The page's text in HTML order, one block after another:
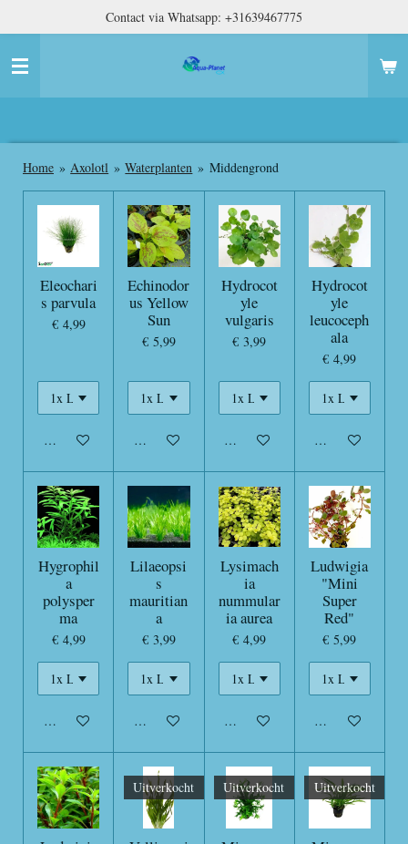
naar
hoofdinhoud
Contact via Whatsapp: +31639467775
Home » Axolotl » Waterplanten » Middengrond
Eleochari
s parvula
€ 4,99
In winkelwagen
Echinodor
us Yellow
Sun
€ 5,99
In winkelwagen
Hydrocot
yle
vulgaris
€ 3,99
In winkelwagen
Hydrocot
yle
leucoceph
ala
€ 4,99
In winkelwagen
Hygrophil
a
polysper
ma
€ 4,99
In winkelwagen
Lilaeopsi
s
mauritian
a
€ 3,99
In winkelwagen
Lysimach
ia
nummular
ia aurea
€ 4,99
In winkelwagen
Ludwigia
"Mini
Super
Red"
€ 5,99
In winkelwagen
Uitverkocht Uitverkocht Uitverkocht